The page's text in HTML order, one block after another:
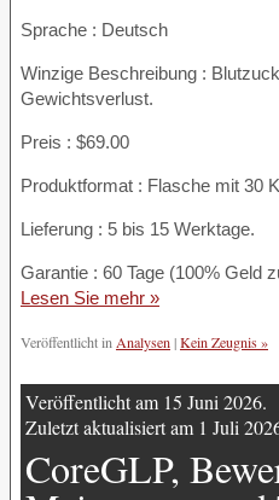
Sprache : Deutsch
Winzige Beschreibung :
Gewichtsverlust.
Preis : $69.00
Produktformat : Flasche mit 30
Lieferung : 5 bis 15 Werktage.
Garantie : 60 Tage (100% Geld
Lesen Sie mehr »
Veröffentlicht in Analysen|Kein Zeugnis »
Veröffentlicht am 15 Juni 2026.
Zuletzt aktualisiert am 1 Juli
CoreGLP,